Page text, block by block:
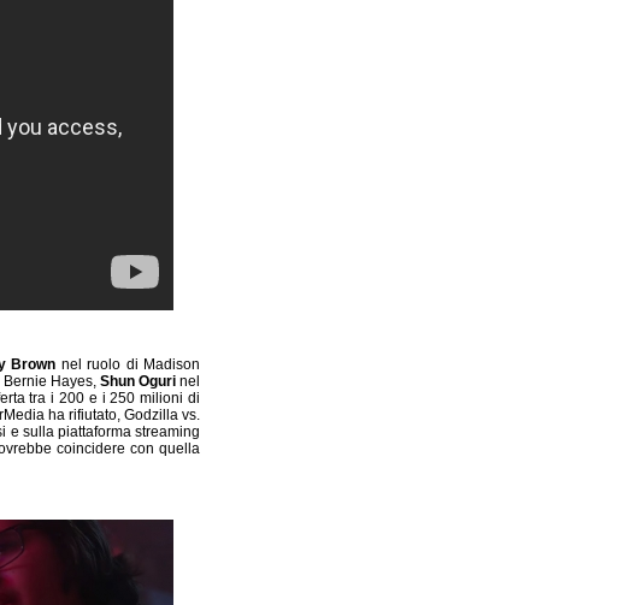
Brown nel ruolo di Madison
Hayes, Shun Oguri nel
tra i 200 e i 250 milioni di
ha rifiutato, Godzilla vs.
e sulla piattaforma streaming
coincidere con quella